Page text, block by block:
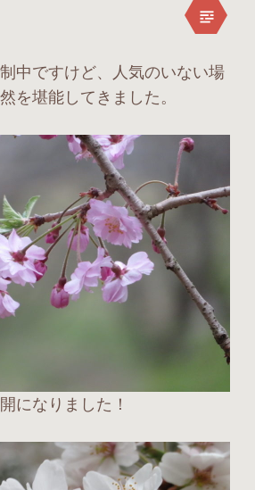
中ですけど、人気のいない場
を堪能してきました。
になりました！